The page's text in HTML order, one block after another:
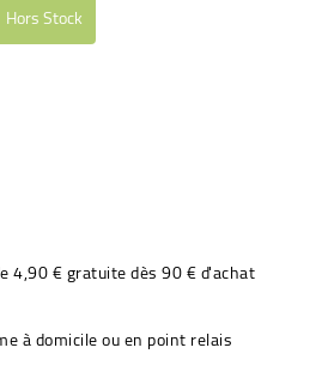
Hors Stock
4,90 € gratuite dès 90 € d'achat
à domicile ou en point relais